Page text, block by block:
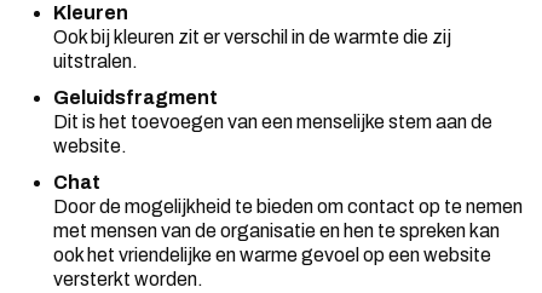
Kleuren
Ook bij kleuren zit er verschil in de warmte die zij
uitstralen.
Geluidsfragment
Dit is het toevoegen van een menselijke stem aan de
website.
Chat
Door de mogelijkheid te bieden om contact op te nemen
met mensen van de organisatie en hen te spreken kan
ook het vriendelijke en warme gevoel op een website
versterkt worden.